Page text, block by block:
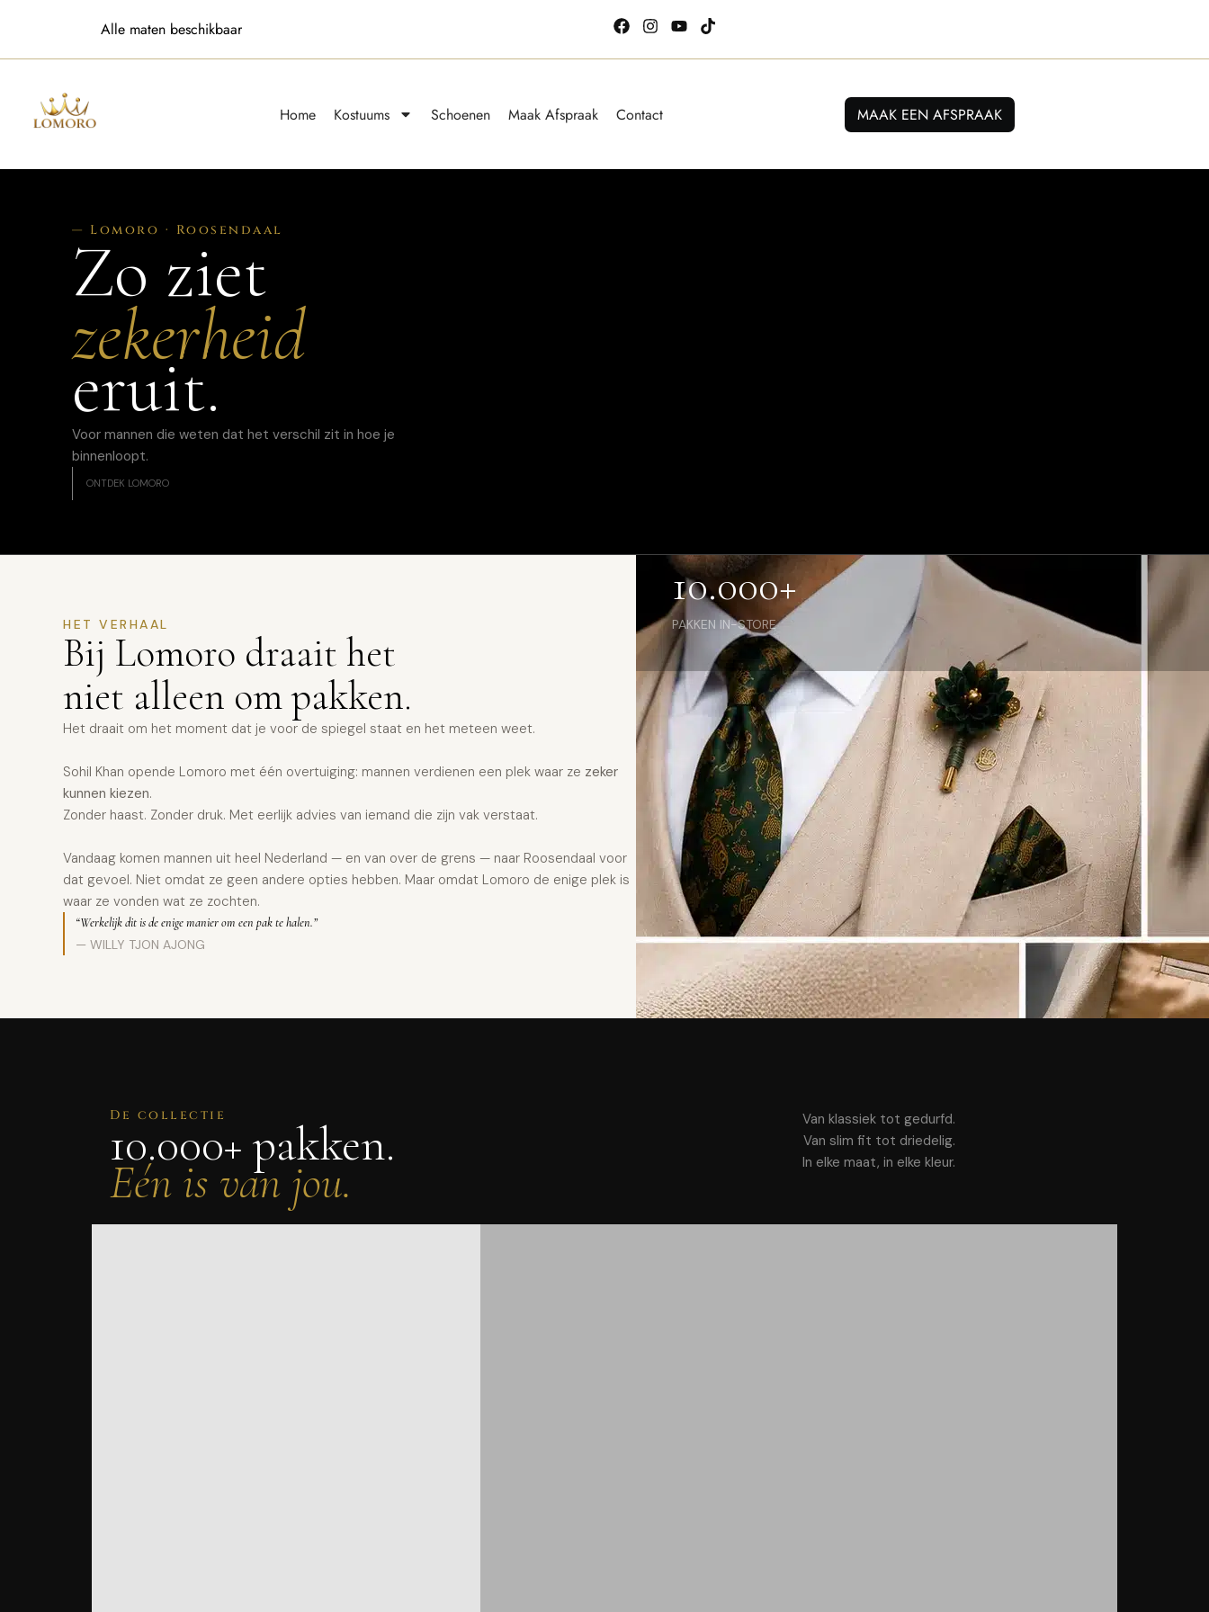
Alle maten beschikbaar
Home Kostuums Schoenen Maak Afspraak Contact MAAK EEN AFSPRAAK
— Lomoro · Roosendaal
Zo ziet
zekerheid
eruit.
Voor mannen die weten dat het verschil zit in hoe je
binnenloopt.
ONTDEK LOMORO
HET VERHAAL
Bij Lomoro draait het
niet alleen om pakken.
Het draait om het moment dat je voor de spiegel staat en het meteen weet.
Sohil Khan opende Lomoro met één overtuiging: mannen verdienen een plek waar ze zeker
kunnen kiezen.
Zonder haast. Zonder druk. Met eerlijk advies van iemand die zijn vak verstaat.
Vandaag komen mannen uit heel Nederland — en van over de grens — naar Roosendaal voor
dat gevoel. Niet omdat ze geen andere opties hebben. Maar omdat Lomoro de enige plek is
waar ze vonden wat ze zochten.
“Werkelijk dit is de enige manier om een pak te halen.”
— WILLY TJON AJONG
10.000+
PAKKEN IN-STORE
De collectie
10.000+ pakken.
Eén is van jou.
Van klassiek tot gedurfd.
Van slim fit tot driedelig.
In elke maat, in elke kleur.